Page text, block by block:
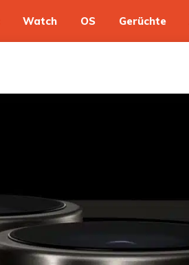
Watch OS Gerüchte